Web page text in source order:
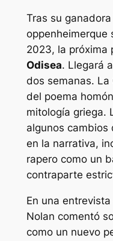
Tras su
oppenheimerque
2023, la próxima
Odisea. Llegará
dos semanas. La
del poema
mitología griega.
algunos cambios
en la narrativa,
rapero como un
contraparte
En una entrevista
Nolan comentó
como un nuevo